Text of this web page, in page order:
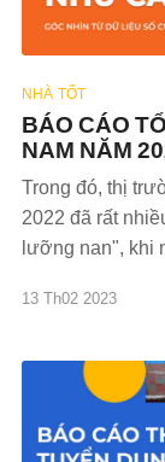
NHÀ TỐT
BÁO CÁO
NAM NĂM
Trong đó, thị
2022 đã rất
lưỡng nan", khi
nghiệp đều
13 Th02 2023